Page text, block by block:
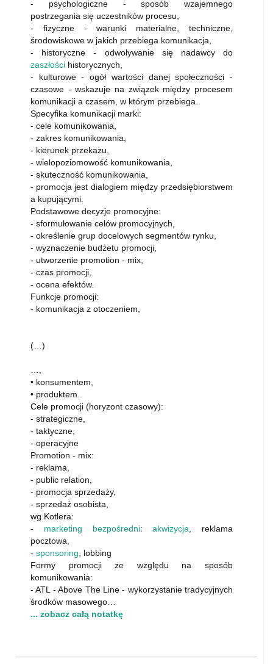
- psychologiczne - sposób wzajemnego
postrzegania się uczestników procesu,
- fizyczne - warunki materialne, techniczne,
środowiskowe w jakich przebiega komunikacja,
- historyczne - odwoływanie się nadawcy do
zaszłości historycznych,
- kulturowe - ogół wartości danej społeczności -
czasowe - wskazuje na związek między procesem
komunikacji a czasem, w którym przebiega.
Specyfika komunikacji marki:
- cele komunikowania,
- zakres komunikowania,
- kierunek przekazu,
- wielopoziomowość komunikowania,
- skuteczność komunikowania,
- promocja jest dialogiem między przedsiębiorstwem
a kupującymi.
Podstawowe decyzje promocyjne:
- sformułowanie celów promocyjnych,
- określenie grup docelowych segmentów rynku,
- wyznaczenie budżetu promocji,
- utworzenie promotion - mix,
- czas promocji,
- ocena efektów.
Funkcje promocji:
- komunikacja z otoczeniem,
(…)
• konsumentem,
• produktem.
Cele promocji (horyzont czasowy):
- strategiczne,
- taktyczne,
- operacyjne
Promotion - mix:
- reklama,
- public relation,
- promocja sprzedaży,
- sprzedaż osobista,
wg Kotlera:
- marketing bezpośredni:akwizycja , reklama
pocztowa,
- sponsoring , lobbing
Formy promocji ze względu na sposób
komunikowania:
- ATL - Above The Line - wykorzystanie tradycyjnych
środków masowego…
... zobacz całą notatkę